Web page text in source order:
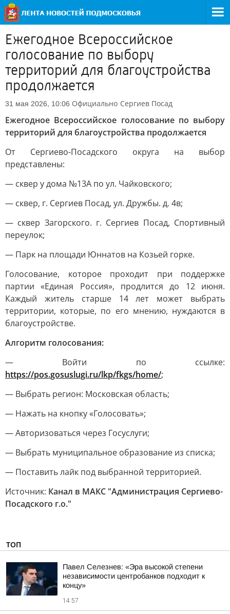
Ежегодное Всероссийское
голосование по выбору
территорий для благоустройства
продолжается
31 мая 2026, 10:06 Официально Сергиев Посад
Ежегодное Всероссийское голосование по выбору
территорий для благоустройства продолжается
От Сергиево-Посадского округа на выбор
представлены:
— сквер у дома №13А по ул. Чайковского;
— сквер, г. Сергиев Посад, ул. Дружбы. д. 4в;
— сквер Загорского. г. Сергиев Посад, Спортивный
переулок;
— Парк на площади Юннатов на Козьей горке.
Голосование, которое проходит при поддержке
партии «Единая Россия», продлится до 12 июня.
Каждый житель старше 14 лет может выбрать
территории, которые, по его мнению, нуждаются в
благоустройстве.
Алгоритм голосования:
— Войти по ссылке:
https://pos.gosuslugi.ru/lkp/fkgs/home/;
— Выбрать регион: Московская область;
— Нажать на кнопку «Голосовать»;
— Авторизоваться через Госуслуги;
— Выбрать муниципальное образование из списка;
— Поставить лайк под выбранной территорией.
Источник: Канал в МАКС "Администрация Сергиево-
Посадского г.о."
ТОП
Павел Селезнев: «Эра высокой степени
независимости центробанков подходит к
концу»
14:57